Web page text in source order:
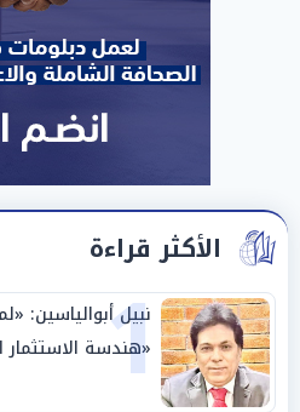
الأكثر قراءة
1
نبيل أبوالياسين:
«هندسة
بالوطن» و«سيادة